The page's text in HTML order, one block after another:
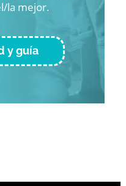
la mejor.
y guía